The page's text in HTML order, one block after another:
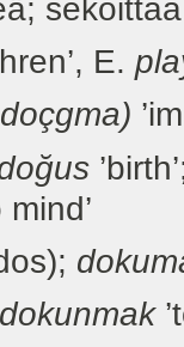
sekoittaa
E.
dokunmak